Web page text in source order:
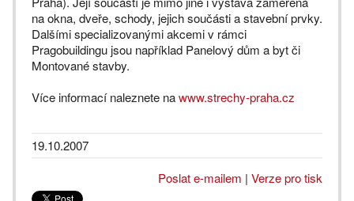
na okna, dveře, schody, jejich součásti a stavební prvky.
Dalšími specializovanými akcemi v rámci
Pragobuildingu jsou například Panelový dům a byt či
Montované stavby.
Více informací naleznete nawww.strechy-praha.cz
19.10.2007
Poslat e-mailem | Verze pro tisk